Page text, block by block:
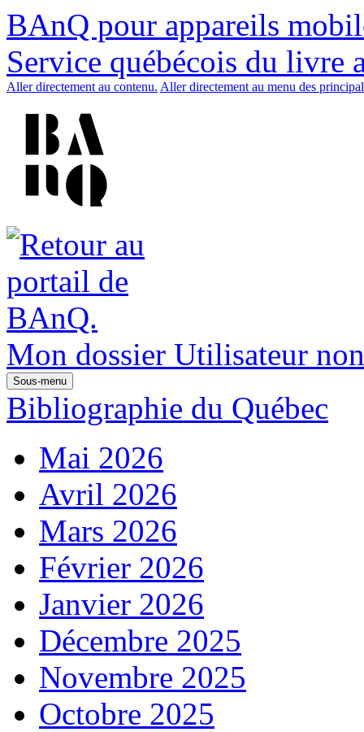
BAnQ pour appareils
Service québécois du livre
Aller directement au contenu. Aller directement au menu des
Mon dossier Utilisateur
Sous-menu
Bibliographie du Québec
Mai 2026
Avril 2026
Mars 2026
Février 2026
Janvier 2026
Décembre 2025
Novembre 2025
Octobre 2025